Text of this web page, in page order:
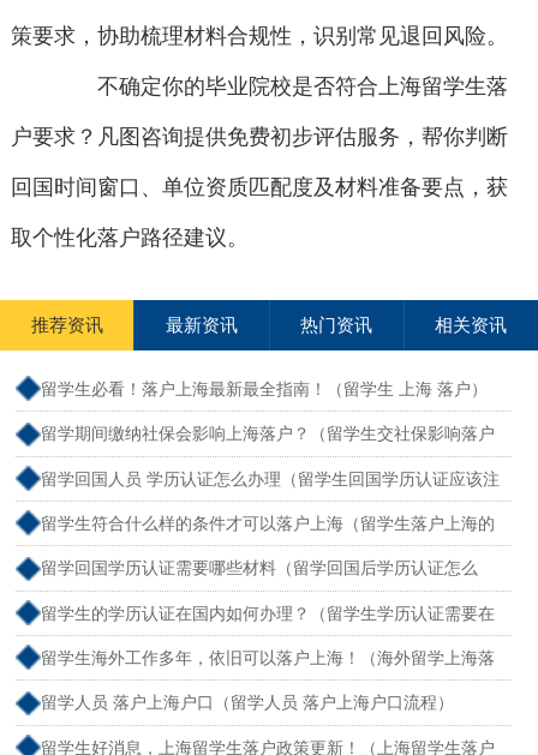
策要求，协助梳理材料合规性，识别常见退回风险。
不确定你的毕业院校是否符合上海留学生落
户要求？凡图咨询提供免费初步评估服务，帮你判断
回国时间窗口、单位资质匹配度及材料准备要点，获
取个性化落户路径建议。
推荐资讯 最新资讯 热门资讯 相关资讯
留学生必看！落户上海最新最全指南！（留学生 上海 落户）
留学期间缴纳社保会影响上海落户？（留学生交社保影响落户
吗）
留学回国人员 学历认证怎么办理（留学生回国学历认证应该注
意什么问题？）
留学生符合什么样的条件才可以落户上海（留学生落户上海的
政策）
留学回国学历认证需要哪些材料（留学回国后学历认证怎么
办）
留学生的学历认证在国内如何办理？（留学生学历认证需要在
境外待多久）
留学生海外工作多年，依旧可以落户上海！（海外留学上海落
户新政2026年）
留学人员 落户上海户口（留学人员 落户上海户口流程）
留学生好消息，上海留学生落户政策更新！（上海留学生落户